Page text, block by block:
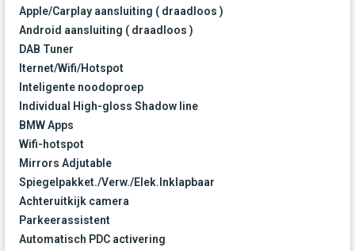
Apple/Carplay aansluiting ( draadloos )
Android aansluiting ( draadloos )
DAB Tuner
Iternet/Wifi/Hotspot
Inteligente noodoproep
Individual High-gloss Shadow line
BMW Apps
Wifi-hotspot
Mirrors Adjutable
Spiegelpakket./Verw./Elek.Inklapbaar
Achteruitkijk camera
Parkeerassistent
Automatisch PDC activering